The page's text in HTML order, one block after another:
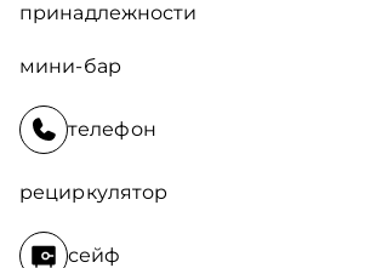
принадлежности
мини-бар
телефон
рециркулятор
сейф